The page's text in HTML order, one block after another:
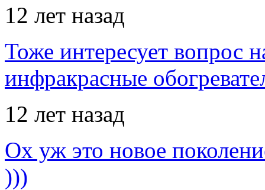
12 лет назад
Тоже интересует вопрос
инфракрасные
12 лет назад
Ох уж это новое
)))